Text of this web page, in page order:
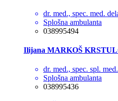
dr. med., spec. med.
Splošna ambulanta
038995494
Ilijana MARKOŠ
dr. med., spec. spl. med.
Splošna ambulanta
038995436